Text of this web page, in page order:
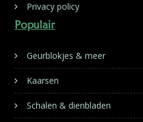
Privacy policy
Populair
Geurblokjes & meer
Kaarsen
Schalen & dienbladen